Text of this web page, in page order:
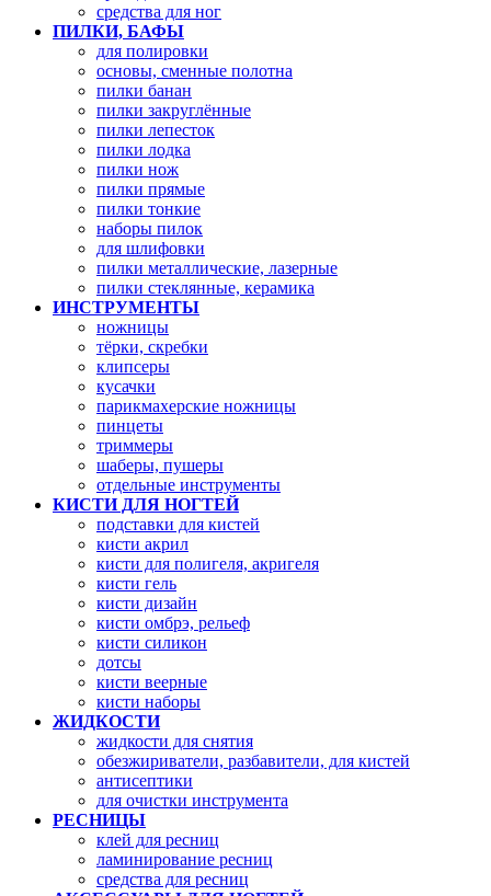
средства для ног
ПИЛКИ, БАФЫ
для полировки
основы, сменные полотна
пилки банан
пилки закруглённые
пилки лепесток
пилки лодка
пилки нож
пилки прямые
пилки тонкие
наборы пилок
для шлифовки
пилки металлические, лазерные
пилки стеклянные, керамика
ИНСТРУМЕНТЫ
ножницы
тёрки, скребки
клипсеры
кусачки
парикмахерские ножницы
пинцеты
триммеры
шаберы, пушеры
отдельные инструменты
КИСТИ ДЛЯ НОГТЕЙ
подставки для кистей
кисти акрил
кисти для полигеля, акригеля
кисти гель
кисти дизайн
кисти омбрэ, рельеф
кисти силикон
дотсы
кисти веерные
кисти наборы
ЖИДКОСТИ
жидкости для снятия
обезжириватели, разбавители, для кистей
антисептики
для очистки инструмента
РЕСНИЦЫ
клей для ресниц
ламинирование ресниц
средства для ресниц